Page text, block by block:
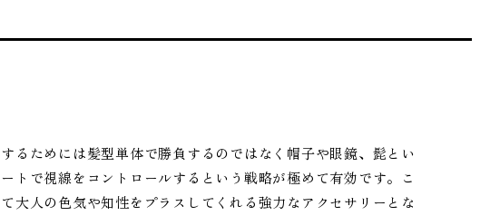
るためには髪型単体で勝負するのではなく帽子や眼鏡、髭とい
トで視線をコントロールするという戦略が極めて有効です。こ
大人の色気や知性をプラスしてくれる強力なアクセサリーとな